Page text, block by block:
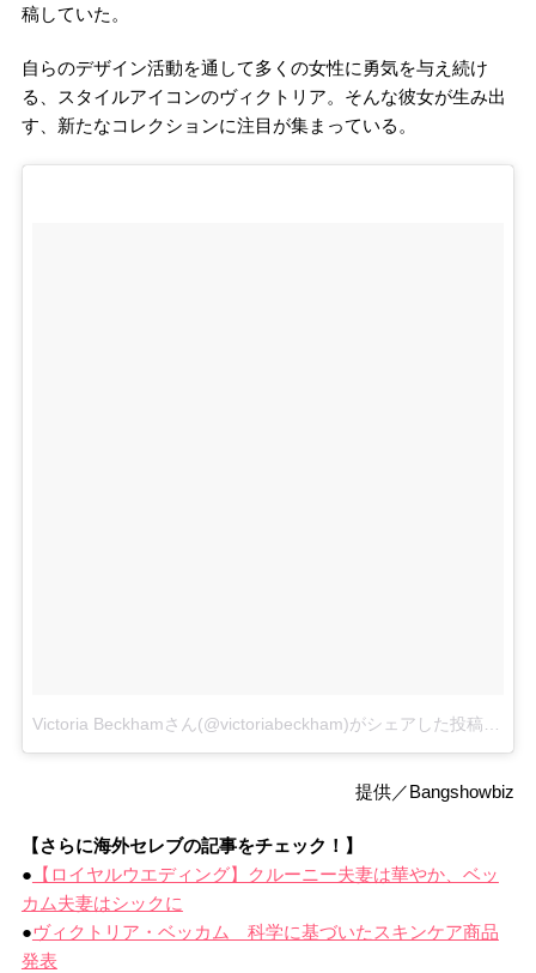
稿していた。
自らのデザイン活動を通して多くの女性に勇気を与え続け
る、スタイルアイコンのヴィクトリア。そんな彼女が生み出
す、新たなコレクションに注目が集まっている。
提供／Bangshowbiz
【さらに海外セレブの記事をチェック！】
● 【ロイヤルウエディング】クルーニー夫妻は華やか、ベッ
カム夫妻はシックに
●ヴィクトリア・ベッカム 科学に基づいたスキンケア商品
発表